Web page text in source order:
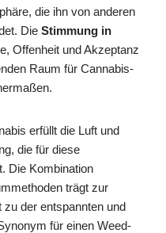
die ihn von anderen
Die Stimmung in
Offenheit und Akzeptanz
Raum für Cannabis-
erfüllt die Luft und
die für diese
Die Kombination
trägt zur
der entspannten und
für einen Weed-